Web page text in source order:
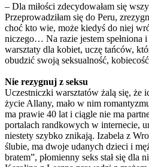
– Dla miłości zdecydowałam się
Przeprowadziłam się do Peru,
choć kto wie, może kiedyś do niej
niczego… Na razie jestem spełniona
warsztaty dla kobiet, uczę tańców,
obudzić swoją seksualność,
Nie rezygnuj z seksu
Uczestniczki warsztatów żalą się, że
życie Allany, mało w nim
ma prawie 40 lat i ciągle nie ma
portalach randkowych w internecie,
niestety szybko znikają. Izabela z
ślubie, ma dwoje udanych dzieci i
bratem”, płomienny seks stał się dla